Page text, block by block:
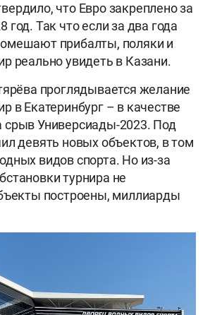
что Евро закреплено за
год. Так что если за два года
прибалты, поляки и
реально увидеть в Казани.
проглядывается желание
в Екатеринбург – в качестве
срыв Универсиады-2023. Под
девять новых объектов, в том
видов спорта. Но из-за
турнира не
построены, миллиарды